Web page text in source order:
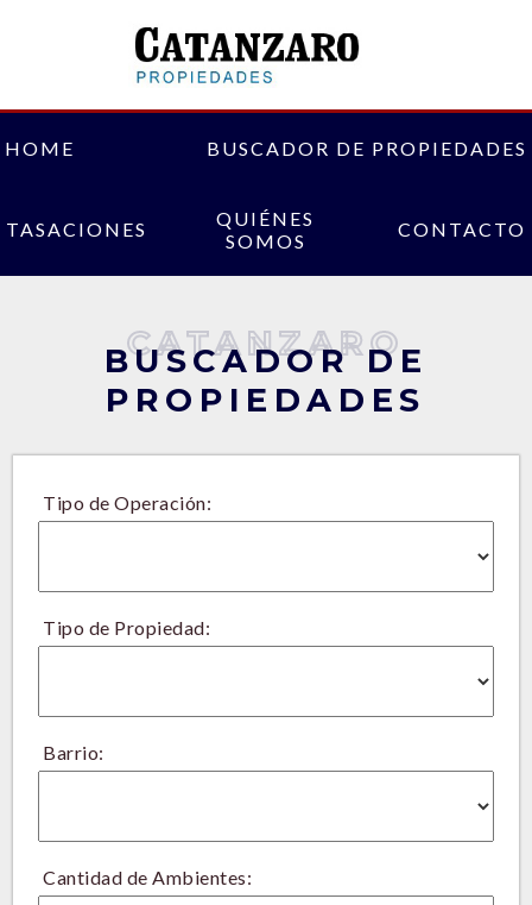
HOME BUSCADOR DE PROPIEDADES
TASACIONES
QUIÉNES
SOMOS
CONTACTO
CATANZARO
BUSCADOR DE
PROPIEDADES
Tipo de Operación:
Tipo de Propiedad:
Barrio:
Cantidad de Ambientes: